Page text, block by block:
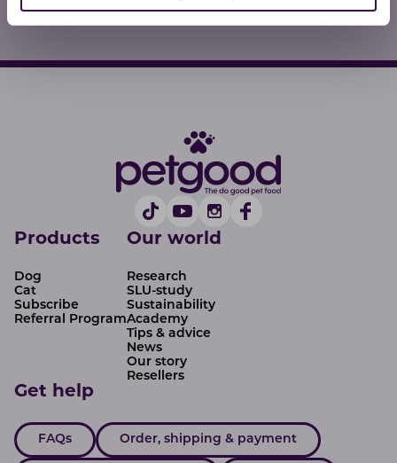
Products
Dog
Cat
Subscribe
Referral Program
Our world
Research
SLU-study
Sustainability
Academy
Tips & advice
News
Our story
Resellers
Get help
FAQs Order, shipping & payment